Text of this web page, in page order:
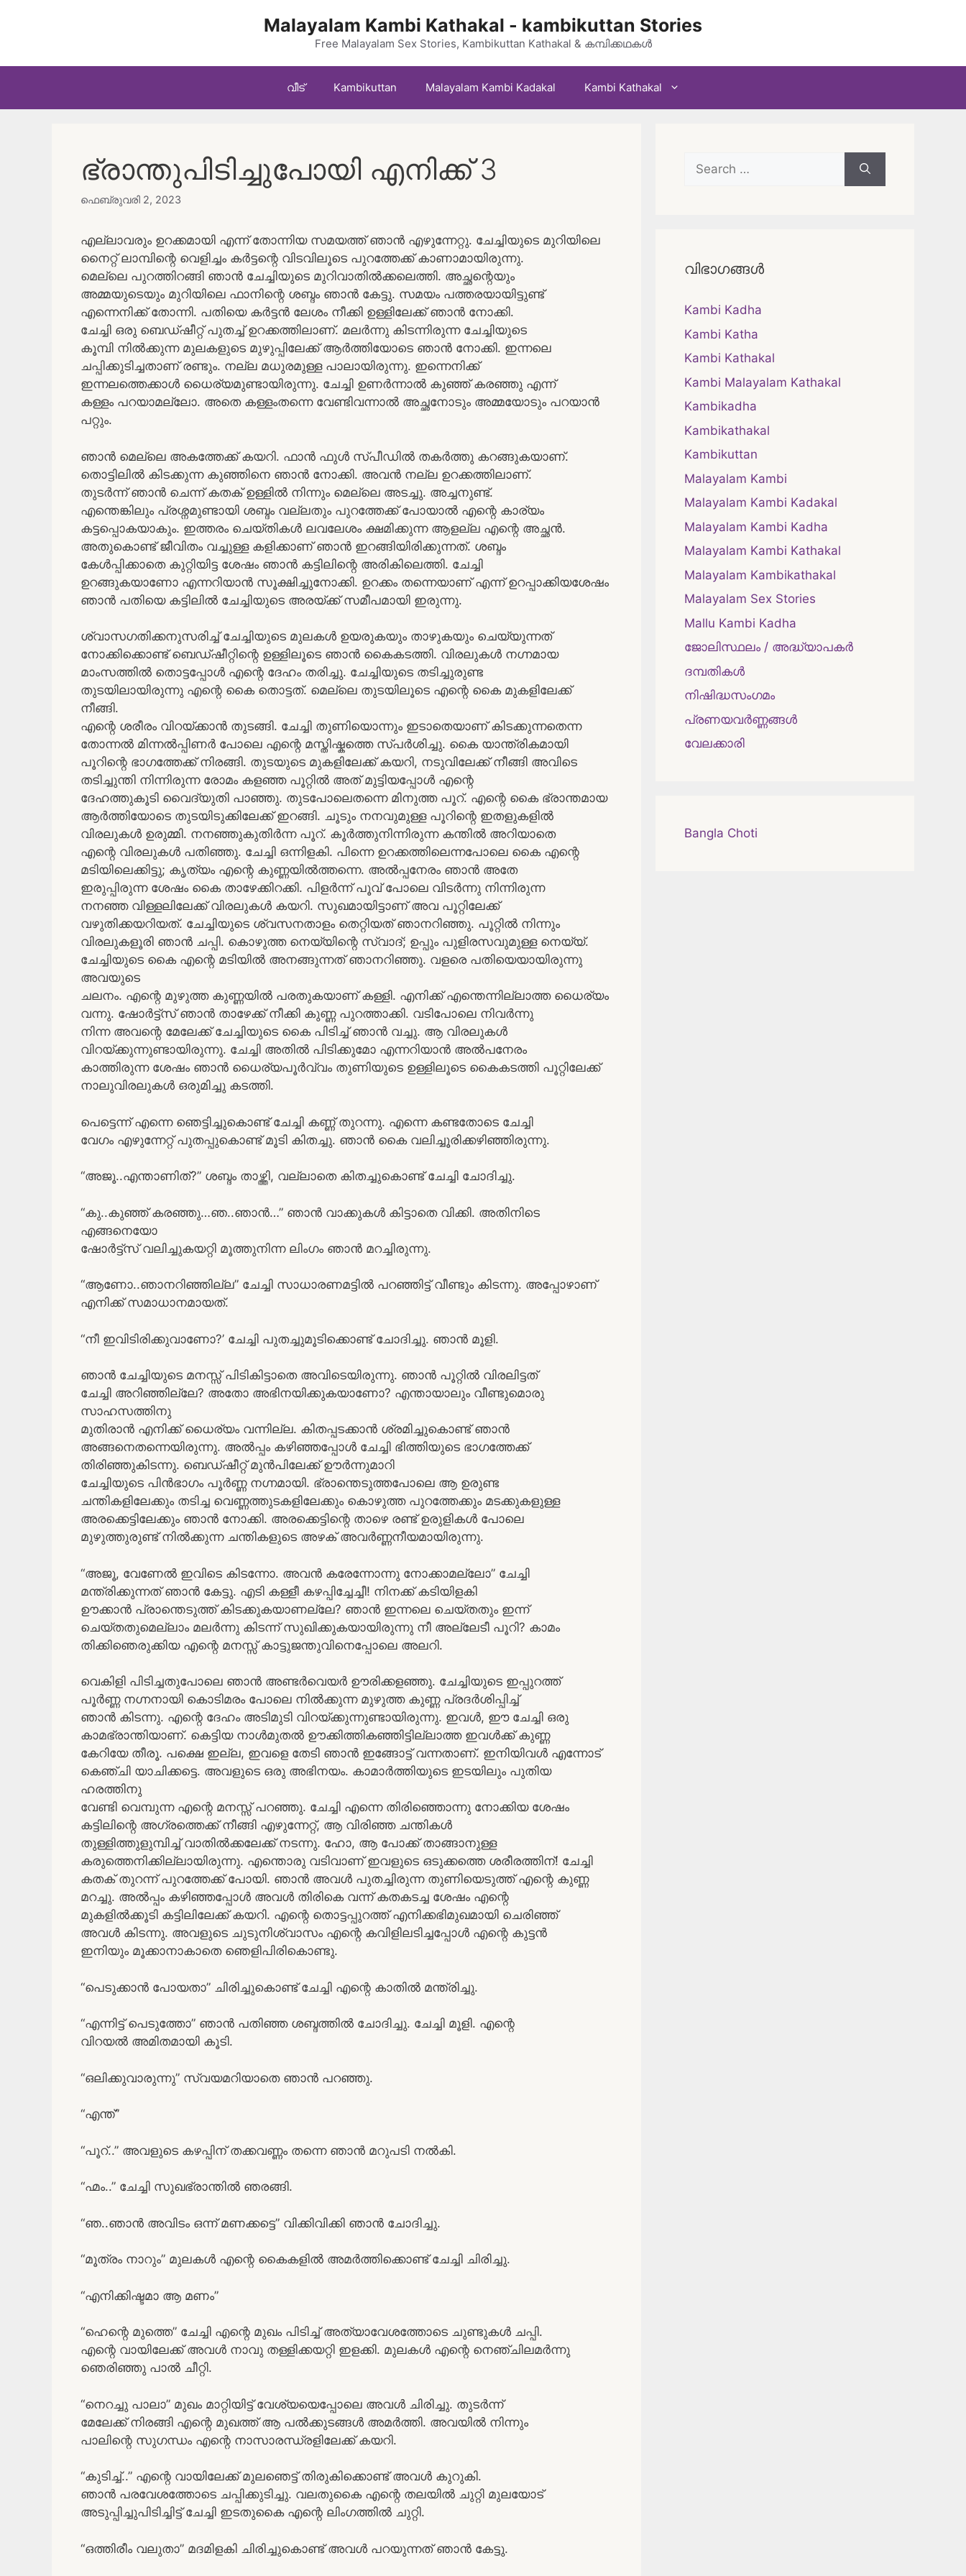
Malayalam Kambi Kathakal - kambikuttan Stories
Free Malayalam Sex Stories, Kambikuttan Kathakal & കമ്പിക്കഥകൾ
വീട് Kambikuttan Malayalam Kambi Kadakal Kambi Kathakal
ഭ്രാന്തുപിടിച്ചുപോയി എനിക്ക് 3
ഫെബ്രുവരി 2, 2023
എല്ലാവരും ഉറക്കമായി എന്ന് തോന്നിയ സമയത്ത് ഞാന്‍ എഴുന്നേറ്റു. ചേച്ചിയുടെ മുറിയിലെ
നൈറ്റ് ലാമ്പിന്റെ വെളിച്ചം കര്‍ട്ടന്റെ വിടവിലൂടെ പുറത്തേക്ക് കാണാമായിരുന്നു.
മെല്ലെ പുറത്തിറങ്ങി ഞാന്‍ ചേച്ചിയുടെ മുറിവാതില്‍ക്കലെത്തി. അച്ഛന്റെയും
അമ്മയുടെയും മുറിയിലെ ഫാനിന്റെ ശബ്ദം ഞാന്‍ കേട്ടു. സമയം പത്തരയായിട്ടുണ്ട്
എന്നെനിക്ക് തോന്നി. പതിയെ കര്‍ട്ടന്‍ ലേശം നീക്കി ഉള്ളിലേക്ക് ഞാന്‍ നോക്കി.
ചേച്ചി ഒരു ബെഡ്ഷീറ്റ് പുതച്ച് ഉറക്കത്തിലാണ്. മലര്‍ന്നു കിടന്നിരുന്ന ചേച്ചിയുടെ
കൂമ്പി നില്‍ക്കുന്ന മുലകളുടെ മുഴുപ്പിലേക്ക് ആര്‍ത്തിയോടെ ഞാന്‍ നോക്കി. ഇന്നലെ
ചപ്പിക്കുടിച്ചതാണ് രണ്ടും. നല്ല മധുരമുള്ള പാലായിരുന്നു. ഇന്നെനിക്ക്
ഇന്നലത്തെക്കാള്‍ ധൈര്യമുണ്ടായിരുന്നു. ചേച്ചി ഉണര്‍ന്നാല്‍ കുഞ്ഞ് കരഞ്ഞു എന്ന്
കള്ളം പറയാമല്ലോ. അതെ കള്ളംതന്നെ വേണ്ടിവന്നാല്‍ അച്ഛനോടും അമ്മയോടും പറയാന്‍
പറ്റും.
ഞാന്‍ മെല്ലെ അകത്തേക്ക് കയറി. ഫാന്‍ ഫുള്‍ സ്പീഡില്‍ തകര്‍ത്തു കറങ്ങുകയാണ്.
തൊട്ടിലില്‍ കിടക്കുന്ന കുഞ്ഞിനെ ഞാന്‍ നോക്കി. അവന്‍ നല്ല ഉറക്കത്തിലാണ്.
തുടര്‍ന്ന് ഞാന്‍ ചെന്ന് കതക് ഉള്ളില്‍ നിന്നും മെല്ലെ അടച്ചു. അച്ചനുണ്ട്.
എന്തെങ്കിലും പ്രശ്നമുണ്ടായി ശബ്ദം വല്ലതും പുറത്തേക്ക് പോയാല്‍ എന്റെ കാര്യം
കട്ടപ്പൊകയാകും. ഇത്തരം ചെയ്തികള്‍ ലവലേശം ക്ഷമിക്കുന്ന ആളല്ല എന്റെ അച്ഛന്‍.
അതുകൊണ്ട് ജീവിതം വച്ചുള്ള കളിക്കാണ് ഞാന്‍ ഇറങ്ങിയിരിക്കുന്നത്. ശബ്ദം
കേള്‍പ്പിക്കാതെ കുറ്റിയിട്ട ശേഷം ഞാന്‍ കട്ടിലിന്റെ അരികിലെത്തി. ചേച്ചി
ഉറങ്ങുകയാണോ എന്നറിയാന്‍ സൂക്ഷിച്ചുനോക്കി. ഉറക്കം തന്നെയാണ് എന്ന് ഉറപ്പാക്കിയശേഷം
ഞാന്‍ പതിയെ കട്ടിലില്‍ ചേച്ചിയുടെ അരയ്ക്ക് സമീപമായി ഇരുന്നു.
ശ്വാസഗതിക്കനുസരിച്ച് ചേച്ചിയുടെ മുലകള്‍ ഉയരുകയും താഴുകയും ചെയ്യുന്നത്
നോക്കിക്കൊണ്ട്‌ ബെഡ്ഷീറ്റിന്റെ ഉള്ളിലൂടെ ഞാന്‍ കൈകടത്തി. വിരലുകള്‍ നഗ്നമായ
മാംസത്തില്‍ തൊട്ടപ്പോള്‍ എന്റെ ദേഹം തരിച്ചു. ചേച്ചിയുടെ തടിച്ചുരുണ്ട
തുടയിലായിരുന്നു എന്റെ കൈ തൊട്ടത്. മെല്ലെ തുടയിലൂടെ എന്റെ കൈ മുകളിലേക്ക്
നീങ്ങി.
എന്റെ ശരീരം വിറയ്ക്കാന്‍ തുടങ്ങി. ചേച്ചി തുണിയൊന്നും ഇടാതെയാണ് കിടക്കുന്നതെന്ന
തോന്നല്‍ മിന്നല്‍പ്പിണര്‍ പോലെ എന്റെ മസ്തിഷ്കത്തെ സ്പര്‍ശിച്ചു. കൈ യാന്ത്രികമായി
പൂറിന്റെ ഭാഗത്തേക്ക് നിരങ്ങി. തുടയുടെ മുകളിലേക്ക് കയറി, നടുവിലേക്ക് നീങ്ങി അവിടെ
തടിച്ചുന്തി നിന്നിരുന്ന രോമം കളഞ്ഞ പൂറ്റില്‍ അത് മുട്ടിയപ്പോള്‍ എന്റെ
ദേഹത്തുകൂടി വൈദ്യുതി പാഞ്ഞു. തുടപോലെതന്നെ മിനുത്ത പൂറ്. എന്റെ കൈ ഭ്രാന്തമായ
ആര്‍ത്തിയോടെ തുടയിടുക്കിലേക്ക് ഇറങ്ങി. ചൂടും നനവുമുള്ള പൂറിന്റെ ഇതളുകളില്‍
വിരലുകള്‍ ഉരുമ്മി. നനഞ്ഞുകുതിര്‍ന്ന പൂറ്. കൂര്‍ത്തുനിന്നിരുന്ന കന്തില്‍ അറിയാതെ
എന്റെ വിരലുകള്‍ പതിഞ്ഞു. ചേച്ചി ഒന്നിളകി. പിന്നെ ഉറക്കത്തിലെന്നപോലെ കൈ എന്റെ
മടിയിലെക്കിട്ടു; കൃത്യം എന്റെ കുണ്ണയില്‍ത്തന്നെ. അല്‍പ്പനേരം ഞാന്‍ അതേ
ഇരുപ്പിരുന്ന ശേഷം കൈ താഴേക്കിറക്കി. പിളര്‍ന്ന് പൂവ് പോലെ വിടര്‍ന്നു നിന്നിരുന്ന
നനഞ്ഞ വിള്ളലിലേക്ക് വിരലുകള്‍ കയറി. സുഖമായിട്ടാണ് അവ പൂറ്റിലേക്ക്
വഴുതിക്കയറിയത്. ചേച്ചിയുടെ ശ്വസനതാളം തെറ്റിയത് ഞാനറിഞ്ഞു. പൂറ്റില്‍ നിന്നും
വിരലുകളൂരി ഞാന്‍ ചപ്പി. കൊഴുത്ത നെയ്യിന്റെ സ്വാദ്; ഉപ്പും പുളിരസവുമുള്ള നെയ്യ്.
ചേച്ചിയുടെ കൈ എന്റെ മടിയില്‍ അനങ്ങുന്നത് ഞാനറിഞ്ഞു. വളരെ പതിയെയായിരുന്നു
അവയുടെ
ചലനം. എന്റെ മുഴുത്ത കുണ്ണയില്‍ പരതുകയാണ് കള്ളി. എനിക്ക് എന്തെന്നില്ലാത്ത ധൈര്യം
വന്നു. ഷോര്‍ട്ട്സ് ഞാന്‍ താഴേക്ക് നീക്കി കുണ്ണ പുറത്താക്കി. വടിപോലെ നിവര്‍ന്നു
നിന്ന അവന്റെ മേലേക്ക് ചേച്ചിയുടെ കൈ പിടിച്ച് ഞാന്‍ വച്ചു. ആ വിരലുകള്‍
വിറയ്ക്കുന്നുണ്ടായിരുന്നു. ചേച്ചി അതില്‍ പിടിക്കുമോ എന്നറിയാന്‍ അല്‍പനേരം
കാത്തിരുന്ന ശേഷം ഞാന്‍ ധൈര്യപൂര്‍വ്വം തുണിയുടെ ഉള്ളിലൂടെ കൈകടത്തി പൂറ്റിലേക്ക്
നാലുവിരലുകള്‍ ഒരുമിച്ചു കടത്തി.
പെട്ടെന്ന് എന്നെ ഞെട്ടിച്ചുകൊണ്ട് ചേച്ചി കണ്ണ് തുറന്നു. എന്നെ കണ്ടതോടെ ചേച്ചി
വേഗം എഴുന്നേറ്റ് പുതപ്പുകൊണ്ട്‌ മൂടി കിതച്ചു. ഞാന്‍ കൈ വലിച്ചൂരിക്കഴിഞ്ഞിരുന്നു.
“അജൂ..എന്താണിത്?” ശബ്ദം താഴ്ത്തി, വല്ലാതെ കിതച്ചുകൊണ്ട് ചേച്ചി ചോദിച്ചു.
“കു..കുഞ്ഞ് കരഞ്ഞു…ഞ..ഞാന്‍…” ഞാന്‍ വാക്കുകള്‍ കിട്ടാതെ വിക്കി. അതിനിടെ
എങ്ങനെയോ
ഷോര്‍ട്ട്സ് വലിച്ചുകയറ്റി മൂത്തുനിന്ന ലിംഗം ഞാന്‍ മറച്ചിരുന്നു.
“ആണോ..ഞാനറിഞ്ഞില്ല” ചേച്ചി സാധാരണമട്ടില്‍ പറഞ്ഞിട്ട് വീണ്ടും കിടന്നു. അപ്പോഴാണ്‌
എനിക്ക് സമാധാനമായത്.
“നീ ഇവിടിരിക്കുവാണോ?’ ചേച്ചി പുതച്ചുമൂടിക്കൊണ്ട് ചോദിച്ചു. ഞാന്‍ മൂളി.
ഞാന്‍ ചേച്ചിയുടെ മനസ്സ് പിടികിട്ടാതെ അവിടെയിരുന്നു. ഞാന്‍ പൂറ്റില്‍ വിരലിട്ടത്
ചേച്ചി അറിഞ്ഞില്ലേ? അതോ അഭിനയിക്കുകയാണോ? എന്തായാലും വീണ്ടുമൊരു
സാഹസത്തിനു
മുതിരാന്‍ എനിക്ക് ധൈര്യം വന്നില്ല. കിതപ്പടക്കാന്‍ ശ്രമിച്ചുകൊണ്ട് ഞാന്‍
അങ്ങനെതന്നെയിരുന്നു. അല്‍പ്പം കഴിഞ്ഞപ്പോള്‍ ചേച്ചി ഭിത്തിയുടെ ഭാഗത്തേക്ക്
തിരിഞ്ഞുകിടന്നു. ബെഡ്ഷീറ്റ് മുന്‍പിലേക്ക് ഊര്‍ന്നുമാറി
ചേച്ചിയുടെ പിന്‍ഭാഗം പൂര്‍ണ്ണ നഗ്നമായി. ഭ്രാന്തെടുത്തപോലെ ആ ഉരുണ്ട
ചന്തികളിലേക്കും തടിച്ച വെണ്ണത്തുടകളിലേക്കും കൊഴുത്ത പുറത്തേക്കും മടക്കുകളുള്ള
അരക്കെട്ടിലേക്കും ഞാന്‍ നോക്കി. അരക്കെട്ടിന്റെ താഴെ രണ്ട് ഉരുളികള്‍ പോലെ
മുഴുത്തുരുണ്ട് നില്‍ക്കുന്ന ചന്തികളുടെ അഴക്‌ അവര്‍ണ്ണനീയമായിരുന്നു.
“അജൂ, വേണേല്‍ ഇവിടെ കിടന്നോ. അവന്‍ കരേന്നോന്നു നോക്കാമല്ലോ” ചേച്ചി
മന്ത്രിക്കുന്നത് ഞാന്‍ കേട്ടു. എടി കള്ളീ കഴപ്പിച്ചേച്ചീ! നിനക്ക് കടിയിളകി
ഊക്കാന്‍ പ്രാന്തെടുത്ത് കിടക്കുകയാണല്ലേ? ഞാന്‍ ഇന്നലെ ചെയ്തതും ഇന്ന്
ചെയ്തതുമെല്ലാം മലര്‍ന്നു കിടന്ന് സുഖിക്കുകയായിരുന്നു നീ അല്ലേടീ പൂറി? കാമം
തിക്കിഞെരുക്കിയ എന്റെ മനസ്സ് കാട്ടുജന്തുവിനെപ്പോലെ അലറി.
വെകിളി പിടിച്ചതുപോലെ ഞാന്‍ അണ്ടര്‍വെയര്‍ ഊരിക്കളഞ്ഞു. ചേച്ചിയുടെ ഇപ്പുറത്ത്
പൂര്‍ണ്ണ നഗ്നനായി കൊടിമരം പോലെ നില്‍ക്കുന്ന മുഴുത്ത കുണ്ണ പ്രദര്‍ശിപ്പിച്ച്
ഞാന്‍ കിടന്നു. എന്റെ ദേഹം അടിമുടി വിറയ്ക്കുന്നുണ്ടായിരുന്നു. ഇവള്‍, ഈ ചേച്ചി ഒരു
കാമഭ്രാന്തിയാണ്. കെട്ടിയ നാള്‍മുതല്‍ ഊക്കിത്തികഞ്ഞിട്ടില്ലാത്ത ഇവള്‍ക്ക് കുണ്ണ
കേറിയേ തീരൂ. പക്ഷെ ഇല്ല, ഇവളെ തേടി ഞാന്‍ ഇങ്ങോട്ട് വന്നതാണ്. ഇനിയിവള്‍ എന്നോട്
കെഞ്ചി യാചിക്കട്ടെ. അവളുടെ ഒരു അഭിനയം. കാമാര്‍ത്തിയുടെ ഇടയിലും പുതിയ
ഹരത്തിനു
വേണ്ടി വെമ്പുന്ന എന്റെ മനസ്സ് പറഞ്ഞു. ചേച്ചി എന്നെ തിരിഞ്ഞൊന്നു നോക്കിയ ശേഷം
കട്ടിലിന്റെ അഗ്രത്തെക്ക് നീങ്ങി എഴുന്നേറ്റ്, ആ വിരിഞ്ഞ ചന്തികള്‍
തുള്ളിത്തുളുമ്പിച്ച് വാതില്‍ക്കലേക്ക് നടന്നു. ഹോ, ആ പോക്ക് താങ്ങാനുള്ള
കരുത്തെനിക്കില്ലായിരുന്നു. എന്തൊരു വടിവാണ് ഇവളുടെ ഒടുക്കത്തെ ശരീരത്തിന്! ചേച്ചി
കതക് തുറന്ന് പുറത്തേക്ക് പോയി. ഞാന്‍ അവള്‍ പുതച്ചിരുന്ന തുണിയെടുത്ത് എന്റെ കുണ്ണ
മറച്ചു. അല്‍പ്പം കഴിഞ്ഞപ്പോള്‍ അവള്‍ തിരികെ വന്ന് കതകടച്ച ശേഷം എന്റെ
മുകളില്‍ക്കൂടി കട്ടിലിലേക്ക് കയറി. എന്റെ തൊട്ടപ്പുറത്ത് എനിക്കഭിമുഖമായി ചെരിഞ്ഞ്
അവള്‍ കിടന്നു. അവളുടെ ചുടുനിശ്വാസം എന്റെ കവിളിലടിച്ചപ്പോള്‍ എന്റെ കുട്ടന്‍
ഇനിയും മൂക്കാനാകാതെ ഞെളിപിരികൊണ്ടു.
“പെടുക്കാന്‍ പോയതാ” ചിരിച്ചുകൊണ്ട് ചേച്ചി എന്റെ കാതില്‍ മന്ത്രിച്ചു.
“എന്നിട്ട് പെടുത്തോ” ഞാന്‍ പതിഞ്ഞ ശബ്ദത്തില്‍ ചോദിച്ചു. ചേച്ചി മൂളി. എന്റെ
വിറയല്‍ അമിതമായി കൂടി.
“ഒലിക്കുവാരുന്നു” സ്വയമറിയാതെ ഞാന്‍ പറഞ്ഞു.
“എന്ത്”
“പൂറ്..” അവളുടെ കഴപ്പിന് തക്കവണ്ണം തന്നെ ഞാന്‍ മറുപടി നല്‍കി.
“ഹ്മം..” ചേച്ചി സുഖഭ്രാന്തില്‍ ഞരങ്ങി.
“ഞ..ഞാന്‍ അവിടം ഒന്ന് മണക്കട്ടെ” വിക്കിവിക്കി ഞാന്‍ ചോദിച്ചു.
“മൂത്രം നാറും” മുലകള്‍ എന്റെ കൈകളില്‍ അമര്‍ത്തിക്കൊണ്ട് ചേച്ചി ചിരിച്ചു.
“എനിക്കിഷ്ടമാ ആ മണം”
“ഹെന്റെ മുത്തെ” ചേച്ചി എന്റെ മുഖം പിടിച്ച് അത്യാവേശത്തോടെ ചുണ്ടുകള്‍ ചപ്പി.
എന്റെ വായിലേക്ക് അവള്‍ നാവു തള്ളിക്കയറ്റി ഇളക്കി. മുലകള്‍ എന്റെ നെഞ്ചിലമര്‍ന്നു
ഞെരിഞ്ഞു പാല്‍ ചീറ്റി.
“നെറച്ചു പാലാ” മുഖം മാറ്റിയിട്ട് വേശ്യയെപ്പോലെ അവള്‍ ചിരിച്ചു. തുടര്‍ന്ന്
മേലേക്ക് നിരങ്ങി എന്റെ മുഖത്ത് ആ പല്‍ക്കുടങ്ങള്‍ അമര്‍ത്തി. അവയില്‍ നിന്നും
പാലിന്റെ സുഗന്ധം എന്റെ നാസാരന്ധ്രളിലേക്ക് കയറി.
“കുടിച്ച്..” എന്റെ വായിലേക്ക് മുലഞെട്ട് തിരുകിക്കൊണ്ട്‌ അവള്‍ കുറുകി.
ഞാന്‍ പരവേശത്തോടെ ചപ്പിക്കുടിച്ചു. വലതുകൈ എന്റെ തലയില്‍ ചുറ്റി മുലയോട്
അടുപ്പിച്ചുപിടിച്ചിട്ട് ചേച്ചി ഇടതുകൈ എന്റെ ലിംഗത്തില്‍ ചുറ്റി.
“ഒത്തിരീം വലുതാ” മദമിളകി ചിരിച്ചുകൊണ്ട് അവള്‍ പറയുന്നത് ഞാന്‍ കേട്ടു.
Search
for:
വിഭാഗങ്ങൾ
Kambi Kadha
Kambi Katha
Kambi Kathakal
Kambi Malayalam Kathakal
Kambikadha
Kambikathakal
Kambikuttan
Malayalam Kambi
Malayalam Kambi Kadakal
Malayalam Kambi Kadha
Malayalam Kambi Kathakal
Malayalam Kambikathakal
Malayalam Sex Stories
Mallu Kambi Kadha
ജോലിസ്ഥലം / അദ്ധ്യാപകർ
ദമ്പതികള്‍
നിഷിദ്ധസംഗമം
പ്രണയവർണ്ണങ്ങൾ
വേലക്കാരി
Bangla Choti